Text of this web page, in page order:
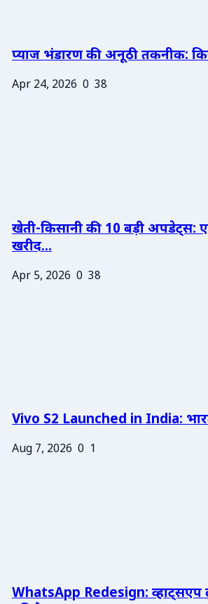
प्याज भंडारण की अनूठी तकनीक:
Apr 24, 2026 0 38
खेती-किसानी की 10 बड़ी अपडेट्स:
खरीद...
Apr 5, 2026 0 38
Vivo S2 Launched in India:
Aug 7, 2026 0 1
WhatsApp Redesign: व्हाट्सएप